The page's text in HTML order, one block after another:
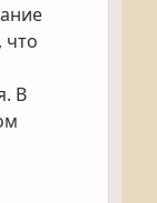
что
В